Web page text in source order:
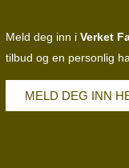
Meld deg inn i Verket
tilbud og en personlig
MELD DEG INN